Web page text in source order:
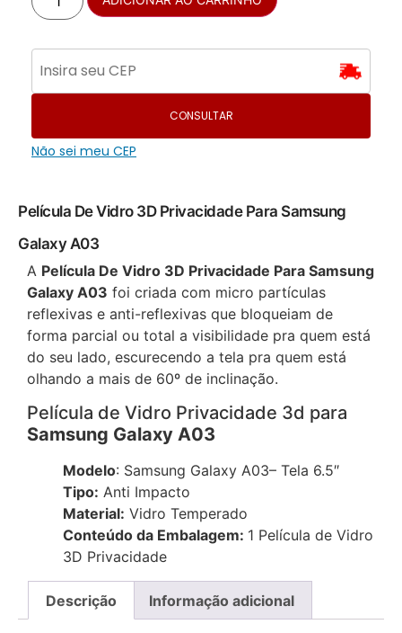
Película De Vidro 3D Privacidade Para Samsung
Galaxy A03
APelícula De Vidro 3D Privacidade Para Samsung
Galaxy A03 foi criada com micro partículas
reflexivas e anti-reflexivas que bloqueiam de
forma parcial ou total a visibilidade pra quem está
do seu lado, escurecendo a tela pra quem está
olhando a mais de 60º de inclinação.
Película de Vidro Privacidade 3d para
Samsung Galaxy A03
Modelo: Samsung Galaxy A03– Tela 6.5″
Tipo:Anti Impacto
Material:Vidro Temperado
Conteúdo da Embalagem: